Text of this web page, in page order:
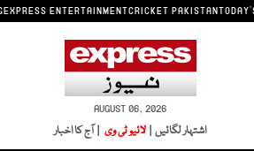
EXPRESS ENTERTAINMENTCRICKET PAKISTAN
AUGUST 06, 2026
اشتہار لگائیں | لائیو ٹی وی | آج کا اخبار